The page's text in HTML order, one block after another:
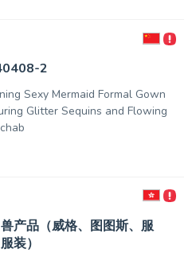
2
Sexy Mermaid Formal Gown
Glitter Sequins and Flowing
产品（威格、图图斯、服
装）